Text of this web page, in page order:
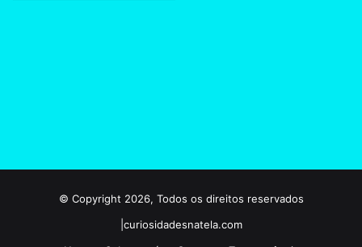
© Copyright 2026, Todos os direitos reservados
|curiosidadesnatela.com